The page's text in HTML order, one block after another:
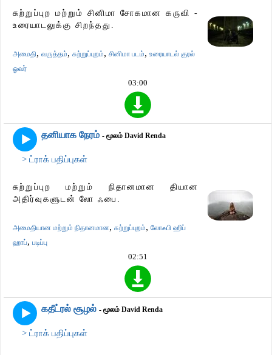
சுற்றுப்புற மற்றும் சினிமா சோகமான கருவி -
உரையாடலுக்கு சிறந்தது.
அமைதி, வருத்தம், சுற்றுப்புறம், சினிமா படம், உரையாடல் குரல்
ஓவர்
03:00
தனியாக நேரம் - மூலம் David Renda
> ட்ராக் பதிப்புகள்
சுற்றுப்புற மற்றும் நிதானமான தியான
அதிர்வுகளுடன் லோ ஃபை.
அமைதியான மற்றும் நிதானமான, சுற்றுப்புறம், லோஃபி ஹிப்
ஹாப், படிப்பு
02:51
கதீட்ரல் சூழல் - மூலம் David Renda
> ட்ராக் பதிப்புகள்